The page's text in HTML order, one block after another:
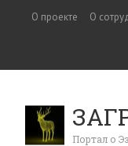
О проекте О
Портал о